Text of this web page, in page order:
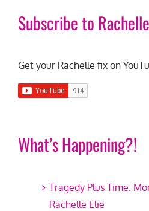
Subscribe to
Get your Rachelle fix on
What’s Happening?!
Tragedy Plus Time:
Rachelle Elie